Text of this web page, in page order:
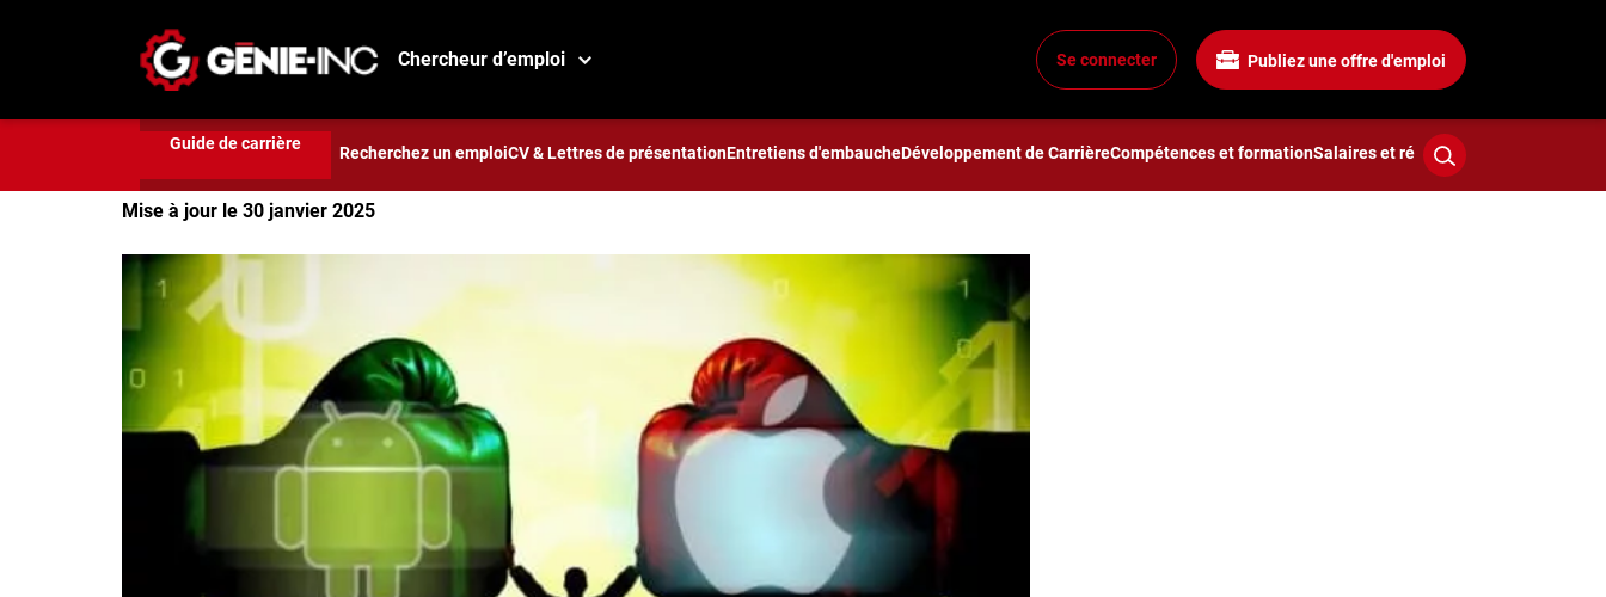
Chercheur d’emploi Se connecter Publiez une offre d'emploi
Créez un compte
Emplois
Recherchez un emploi
Ma boîte à outils
Conseils carrière
Inscrivez-vous à l'infolettre
Guide de carrière Recherchez un emploiCV & Lettres de présentationEntretiens d'embaucheDéveloppement de CarrièreCompétences et formationSalaires et rémunération
Technologies Android vs. IOS : qui est le meilleur ?
Android vs. IOS : qui est le meilleur ?
Rédigé parAlexis Vailles
Mise à jour le 30 janvier 2025